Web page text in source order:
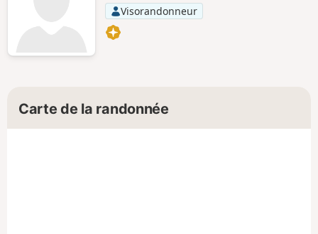
Visorandonneur
Carte de la randonnée